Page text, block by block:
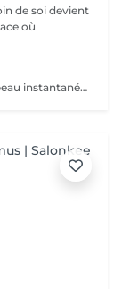
de soi devient
où
Lissez, nettoyez, hydratez et illuminez votre peau instantanément grâce à notre soin Aquaglo+ et sa technologie exclusive. Ce soin est une véritable innovation inégalable dans la revitalisation d'une peau éclatante,Aquaglo + est 100% personnalisable en fonction de chaque état de peau. 1 soin : 145€ Forfait 5 soins : 650€